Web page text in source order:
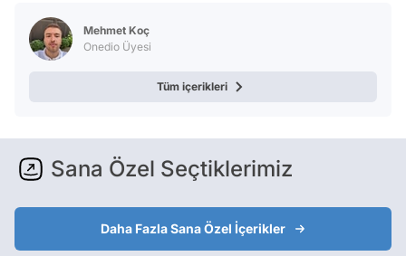
Mehmet Koç
Onedio Üyesi
Tüm içerikleri
Sana Özel Seçtiklerimiz
Daha Fazla Sana Özel İçerikler